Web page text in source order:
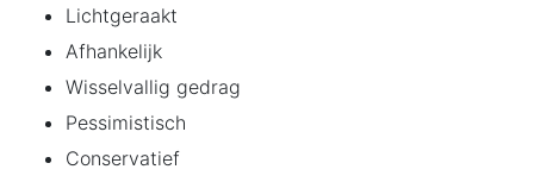
Lichtgeraakt
Afhankelijk
Wisselvallig gedrag
Pessimistisch
Conservatief